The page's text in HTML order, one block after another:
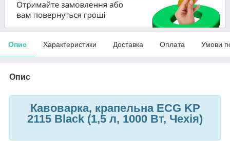
Опис Характеристики Доставка Оплата Умови
Опис
Кавоварка, крапельна ECG KP
2115 Black (1,5 л, 1000 Вт, Чехія)